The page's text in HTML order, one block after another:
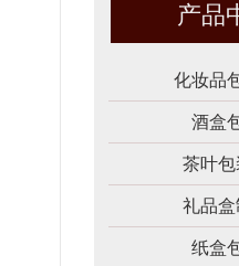
产品
化妆品
酒盒
茶叶包
礼品
纸盒